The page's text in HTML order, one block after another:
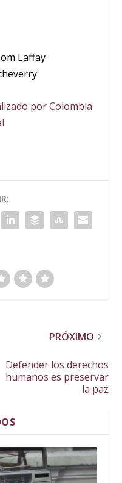
Laffay
por Colombia
PRÓXIMO
Defender los derechos
humanos es preservar
la paz